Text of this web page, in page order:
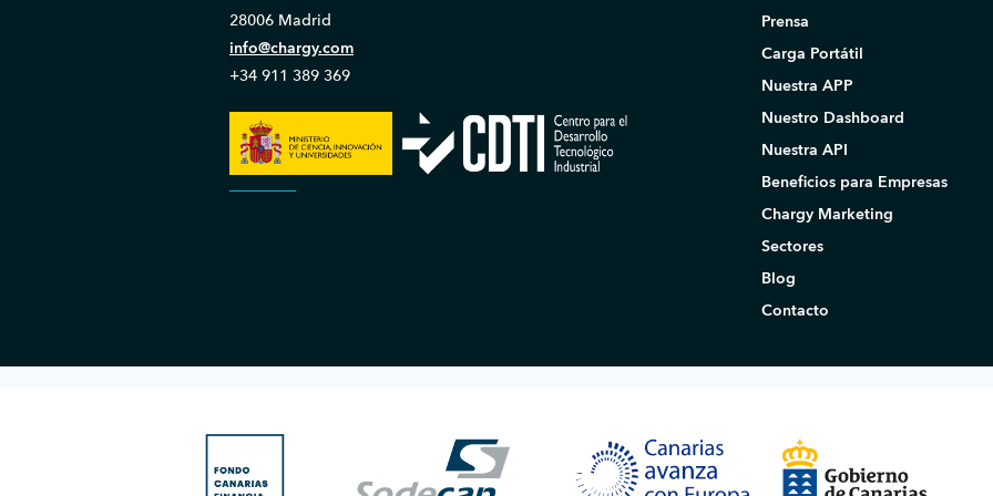
28006 Madrid
info@chargy.com
+34 911 389 369
Prensa
Carga Portátil
Nuestra APP
Nuestro Dashboard
Nuestra API
Beneficios para Empresas
Chargy Marketing
Sectores
Blog
Contacto